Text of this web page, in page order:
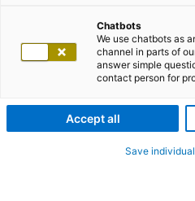
Chatbots
We use chatbots as
channel in parts of
answer simple
contact person for
Accept all
Save